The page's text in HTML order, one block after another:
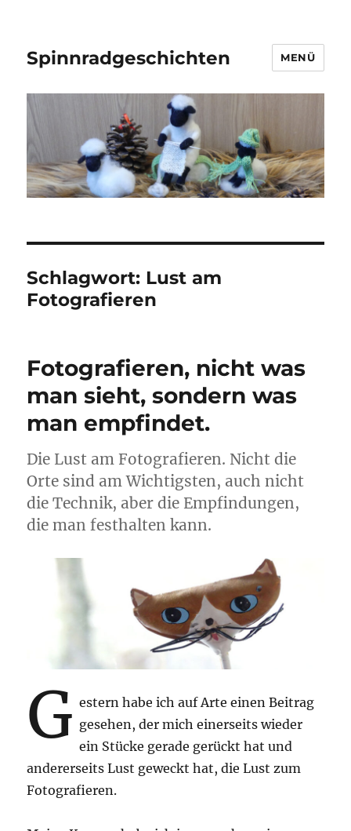
Spinnradgeschichten MENÜ
Schlagwort: Lust am
Fotografieren
Fotografieren, nicht was
man sieht, sondern was
man empfindet.
Die Lust am Fotografieren. Nicht die
Orte sind am Wichtigsten, auch nicht
die Technik, aber die Empfindungen,
die man festhalten kann.
G estern habe ich auf Arte einen Beitrag
gesehen, der mich einerseits wieder
ein Stücke gerade gerückt hat und
andererseits Lust geweckt hat, die Lust zum
Fotografieren.